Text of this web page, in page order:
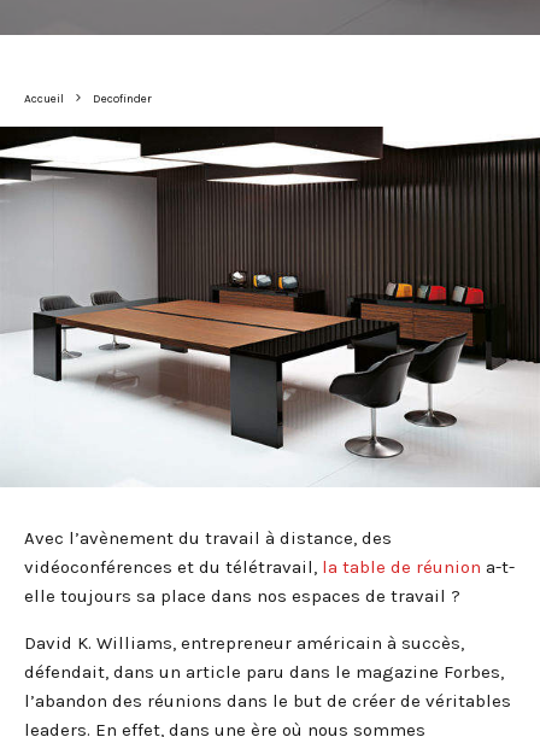
Accueil Decofinder
Avec l’avènement du travail à distance, des
vidéoconférences et du télétravail, la table de réunion a-t-
elle toujours sa place dans nos espaces de travail ?
David K. Williams, entrepreneur américain à succès,
défendait, dans un article paru dans le magazine Forbes,
l’abandon des réunions dans le but de créer de véritables
leaders. En effet, dans une ère où nous sommes